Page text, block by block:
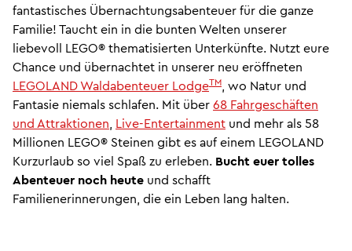
fantastisches Übernachtungsabenteuer für die ganze
Familie! Taucht ein in die bunten Welten unserer
liebevoll LEGO® thematisierten Unterkünfte. Nutzt eure
Chance und übernachtet in unserer neu eröffneten
LEGOLAND Waldabenteuer LodgeTM, wo Natur und
Fantasie niemals schlafen. Mit über 68 Fahrgeschäften
und Attraktionen, Live-Entertainment und mehr als 58
Millionen LEGO® Steinen gibt es auf einem LEGOLAND
Kurzurlaub so viel Spaß zu erleben. Bucht euer tolles
Abenteuer noch heute und schafft
Familienerinnerungen, die ein Leben lang halten.